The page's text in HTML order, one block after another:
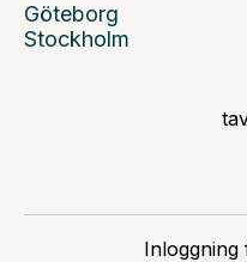
Göteborg
Stockholm
Inloggning